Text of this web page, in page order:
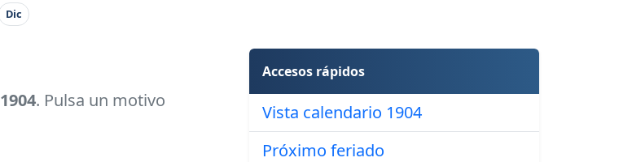
Dic
1904. Pulsa un motivo
Accesos rápidos
Vista calendario 1904
Próximo feriado